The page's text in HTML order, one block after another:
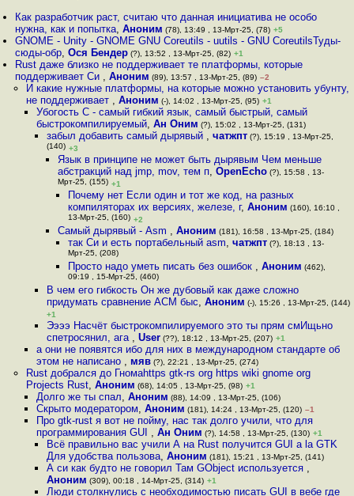
Как разработчик раст, считаю что данная инициатива не особо
нужна, как и попытка,Аноним (78), 13:49 , 13-Мрт-25, (78) +5
GNOME - Unity - GNOME GNU Coreutils - uutils - GNU CoreutilsТуды-
сюды-обр,Ося Бендер (?), 13:52 , 13-Мрт-25, (82) +1
Rust даже близко не поддерживает те платформы, которые
поддерживает Си ,Аноним (89), 13:57 , 13-Мрт-25, (89) –2
И какие нужные платформы, на которые можно установить убунту,
не поддерживает , Аноним (-), 14:02 , 13-Мрт-25, (95) +1
Убогость С - самый гибкий язык, самый быстрый, самый
быстрокомпилируемый, Ан Оним (?), 15:02 , 13-Мрт-25, (131)
забыл добавить самый дырявый ,чатжпт (?), 15:19 , 13-Мрт-25,
(140) +3
Язык в принципе не может быть дырявым Чем меньше
абстракций над jmp, mov, тем п, OpenEcho(?), 15:58 , 13-
Мрт-25, (155) +1
Почему нет Если один и тот же код, на разных
компиляторах их версиях, железе, г, Аноним (160), 16:10 ,
13-Мрт-25, (160) +2
Самый дырявый - Asm , Аноним (181), 16:58 , 13-Мрт-25, (184)
так Си и есть портабельный asm, чатжпт(?), 18:13 , 13-
Мрт-25, (208)
Просто надо уметь писать без ошибок , Аноним (462),
09:19 , 15-Мрт-25, (460)
В чем его гибкость Он же дубовый как даже сложно
придумать сравнение АСМ быс,Аноним (-), 15:26 , 13-Мрт-25, (144)
+1
Ээээ Насчёт быстрокомпилируемого это ты прям смИщьно
спетросянил, ага ,User (??), 18:12 , 13-Мрт-25, (207) +1
а они не появятся ибо для них в международном стандарте об
этом не написано , мяв(?), 22:21 , 13-Мрт-25, (274)
Rust добрался до Гномаhttps gtk-rs org https wiki gnome org
Projects Rust, Аноним (68), 14:05 , 13-Мрт-25, (98) +1
Долго же ты спал, Аноним (88), 14:09 , 13-Мрт-25, (106)
Скрыто модератором, Аноним (181), 14:24 , 13-Мрт-25, (120) –1
Про gtk-rust я вот не пойму, нас так долго учили, что для
программирования GUI , Ан Оним (?), 14:58 , 13-Мрт-25, (130) +1
Всё правильно вас учили А на Rust получится GUI a la GTK
Для удобства пользова,Аноним (181), 15:21 , 13-Мрт-25, (141)
А си как будто не говорил Там GObject используется ,
Аноним (309), 00:18 , 14-Мрт-25, (314) +1
Люди столкнулись с необходимостью писать GUI в вебе где